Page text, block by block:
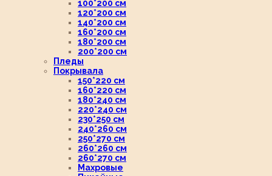
100*200 см
120*200 см
140*200 см
160*200 см
180*200 см
200*200 см
Пледы
Покрывала
150*220 см
160*220 см
180*240 см
220*240 см
230*250 см
240*260 см
250*270 см
260*260 см
260*270 см
Махровые